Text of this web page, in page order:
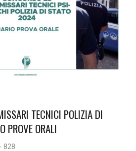
TECNICI POLIZIA DI
PROVE ORALI
828